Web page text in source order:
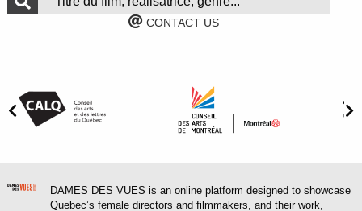
CONTACT US
DAMES DES VUES is an online platform designed to showcase
Quebec’s female directors and filmmakers, and their work,